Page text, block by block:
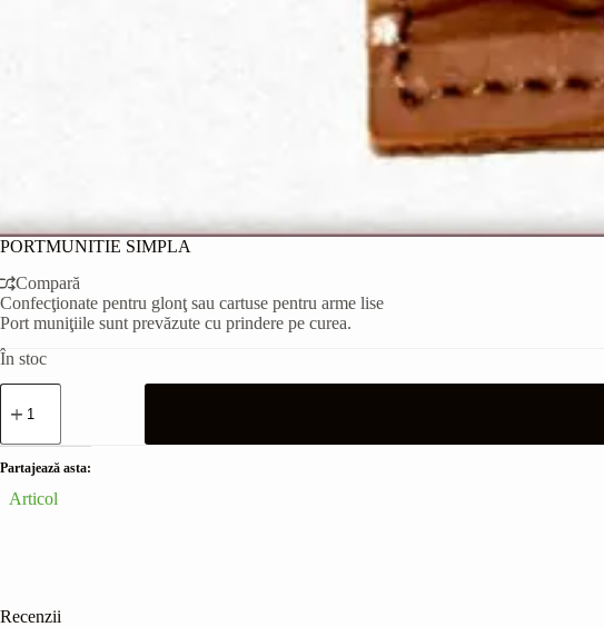
PORTMUNITIE SIMPLA
Compară
Confecţionate pentru glonţ sau cartuse pentru arme lise
Port muniţiile sunt prevăzute cu prindere pe curea.
În stoc
Cantitate
PORTMUNITIE
Partajează asta:
Articol
Recenzii